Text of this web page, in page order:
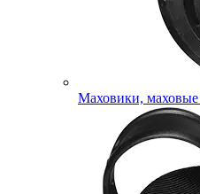
Маховики, маховые